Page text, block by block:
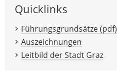
Quicklinks
Führungsgrundsätze (pdf)
Auszeichnungen
Leitbild der Stadt Graz